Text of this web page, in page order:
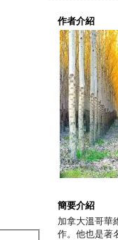
作者介紹
簡要介紹
加拿大溫哥華
作。他也是著